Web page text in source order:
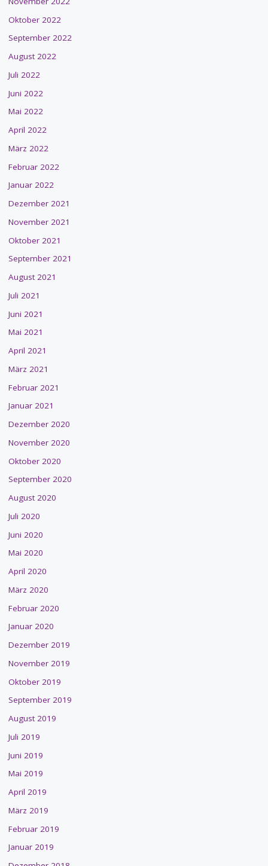
Oktober 2022
September 2022
August 2022
Juli 2022
Juni 2022
Mai 2022
April 2022
März 2022
Februar 2022
Januar 2022
Dezember 2021
November 2021
Oktober 2021
September 2021
August 2021
Juli 2021
Juni 2021
Mai 2021
April 2021
März 2021
Februar 2021
Januar 2021
Dezember 2020
November 2020
Oktober 2020
September 2020
August 2020
Juli 2020
Juni 2020
Mai 2020
April 2020
März 2020
Februar 2020
Januar 2020
Dezember 2019
November 2019
Oktober 2019
September 2019
August 2019
Juli 2019
Juni 2019
Mai 2019
April 2019
März 2019
Februar 2019
Januar 2019